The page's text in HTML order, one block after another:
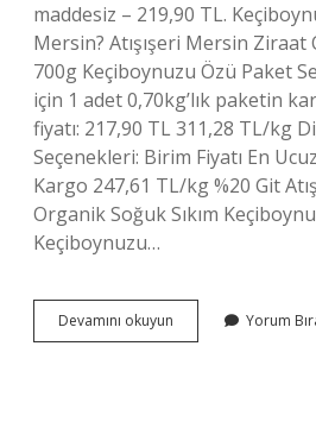
maddesiz – 219,90 TL.
Mersin? Atışışeri Mersin Ziraat
700g Keçiboynuzu Özü Paket
için 1 adet 0,70kg’lık paketin
fiyatı: 217,90 TL 311,28 TL/kg
Seçenekleri: Birim Fiyatı En
Kargo 247,61 TL/kg %20 Git
Organik Soğuk Sıkım
Keçiboynuzu…
Devamını okuyun
Boynuzunun
Yorum